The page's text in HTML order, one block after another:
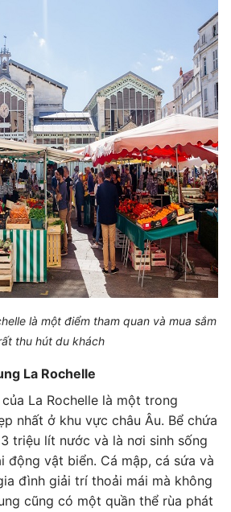
là một điểm tham quan và mua sắm
thu hút du khách
La Rochelle
La Rochelle là một trong
nhất ở khu vực châu Âu. Bể chứa
triệu lít nước và là nơi sinh sống
động vật biển. Cá mập, cá sứa và
đình giải trí thoải mái mà không
cũng có một quần thể rùa phát